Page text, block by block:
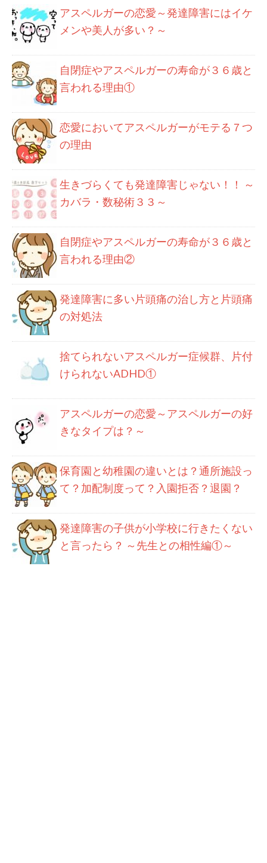
アスペルガーの恋愛～発達障害にはイケ
メンや美人が多い？～
自閉症やアスペルガーの寿命が３６歳と
言われる理由①
恋愛においてアスペルガーがモテる７つ
の理由
生きづらくても発達障害じゃない！！ ～
カバラ・数秘術３３～
自閉症やアスペルガーの寿命が３６歳と
言われる理由②
発達障害に多い片頭痛の治し方と片頭痛
の対処法
捨てられないアスペルガー症候群、片付
けられないADHD①
アスペルガーの恋愛～アスペルガーの好
きなタイプは？～
保育園と幼稚園の違いとは？通所施設っ
て？加配制度って？入園拒否？退園？
発達障害の子供が小学校に行きたくない
と言ったら？ ～先生との相性編①～